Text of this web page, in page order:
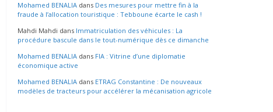
Mohamed BENALIA dans Des mesures pour mettre fin à la
fraude à l’allocation touristique : Tebboune écarte le cash !
Mahdi Mahdi dans Immatriculation des véhicules : La
procédure bascule dans le tout-numérique dès ce dimanche
Mohamed BENALIA dans FIA : Vitrine d’une diplomatie
économique active
Mohamed BENALIA dans ETRAG Constantine : De nouveaux
modèles de tracteurs pour accélérer la mécanisation agricole